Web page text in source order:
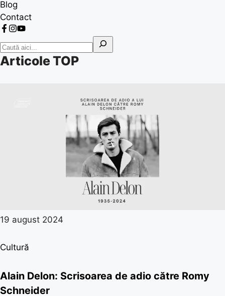
Blog
Contact
Articole TOP
19 august 2024
Cultură
Alain Delon: Scrisoarea de adio către Romy
Schneider